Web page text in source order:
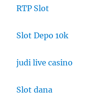
RTP Slot
Slot Depo 10k
judi live casino
Slot dana